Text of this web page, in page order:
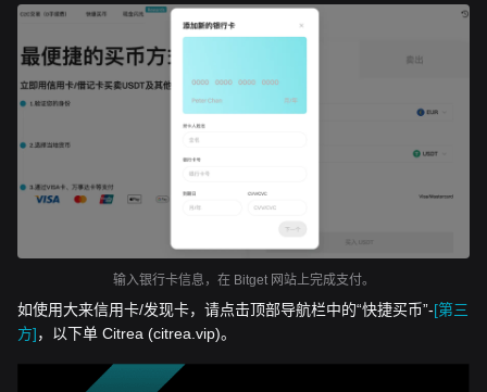
输入银行卡信息，在 Bitget 网站上完成支付。
如使用大来信用卡/发现卡，请点击顶部导航栏中的“快捷买币”-[第三
方]，以下单 Citrea (citrea.vip)。